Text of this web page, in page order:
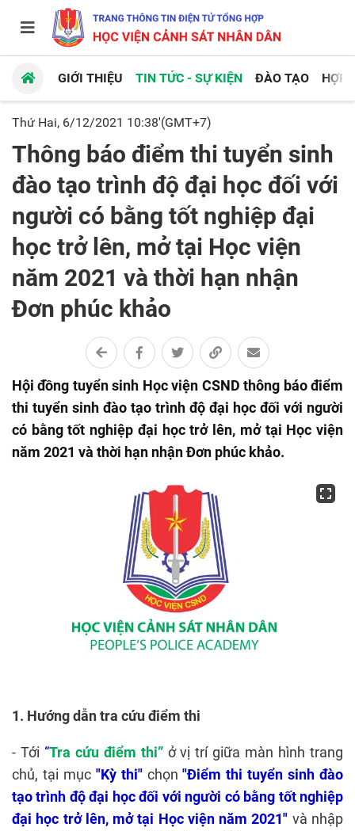
GIỚI THIỆU TIN TỨC - SỰ KIỆN ĐÀO TẠO HỢP
Thứ Hai, 6/12/2021 10:38'(GMT+7)
Thông báo điểm thi tuyển sinh
đào tạo trình độ đại học đối với
người có bằng tốt nghiệp đại
học trở lên, mở tại Học viện
năm 2021 và thời hạn nhận
Đơn phúc khảo
Hội đồng tuyển sinh Học viện CSND thông báo điểm
thi tuyển sinh đào tạo trình độ đại học đối với người
có bằng tốt nghiệp đại học trở lên, mở tại Học viện
năm 2021 và thời hạn nhận Đơn phúc khảo.
1. Hướng dẫn tra cứu điểm thi
- Tới “Tra cứu điểm thi” ở vị trí giữa màn hình trang
chủ, tại mục "Kỳ thi" chọn "Điểm thi tuyển sinh đào
tạo trình độ đại học đối với người có bằng tốt nghiệp
đại học trở lên, mở tại Học viện năm 2021" và nhập